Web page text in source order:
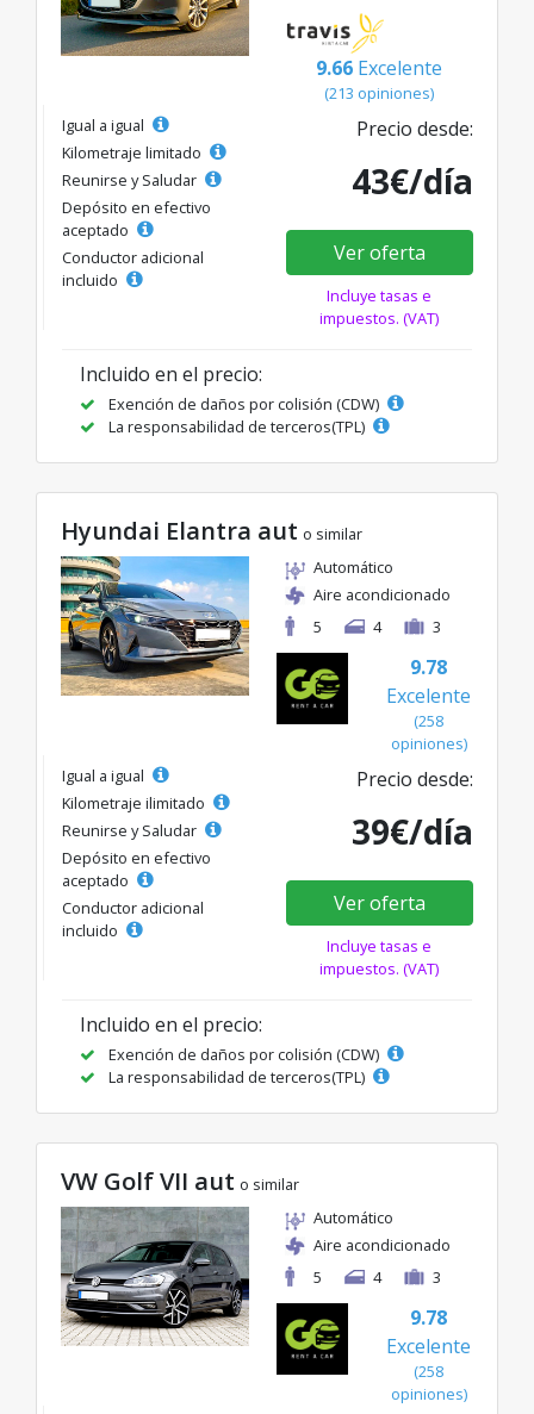
9.66 Excelente
(213 opiniones)
Igual a igual
Kilometraje limitado
Reunirse y Saludar
Depósito en efectivo
aceptado
Conductor adicional
incluido
Precio desde:
43€/día
Ver oferta
Incluye tasas e
impuestos. (VAT)
Incluido en el precio:
Exención de daños por colisión (CDW)
La responsabilidad de terceros(TPL)
Hyundai Elantra aut o similar
Automático
Aire acondicionado
5
4 3
9.78
Excelente
(258
opiniones)
Igual a igual
Kilometraje ilimitado
Reunirse y Saludar
Depósito en efectivo
aceptado
Conductor adicional
incluido
Precio desde:
39€/día
Ver oferta
Incluye tasas e
impuestos. (VAT)
Incluido en el precio:
Exención de daños por colisión (CDW)
La responsabilidad de terceros(TPL)
VW Golf VII aut o similar
Automático
Aire acondicionado
5
4 3
9.78
Excelente
(258
opiniones)